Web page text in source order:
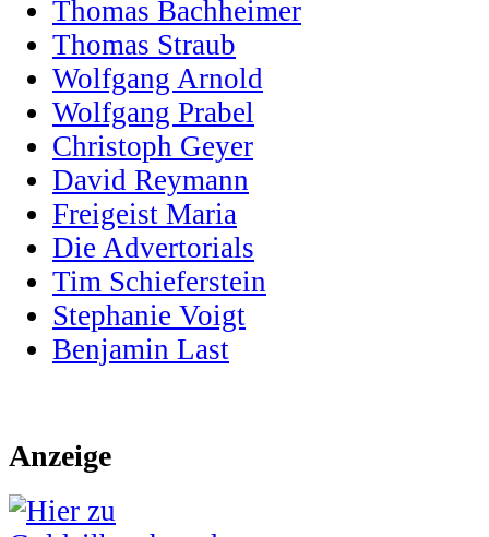
Thomas Bachheimer
Thomas Straub
Wolfgang Arnold
Wolfgang Prabel
Christoph Geyer
David Reymann
Freigeist Maria
Die Advertorials
Tim Schieferstein
Stephanie Voigt
Benjamin Last
Anzeige